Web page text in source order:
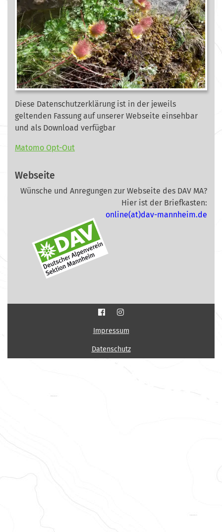
Diese Datenschutzerklärung ist in der jeweils
geltenden Fassung auf unserer Webseite einsehbar
und als Download verfügbar
Matomo Opt-Out
Webseite
Wünsche und Anregungen zur Webseite des DAV MA?
Hier ist der Briefkasten:
online(at)dav-mannheim.de
Impressum
Datenschutz